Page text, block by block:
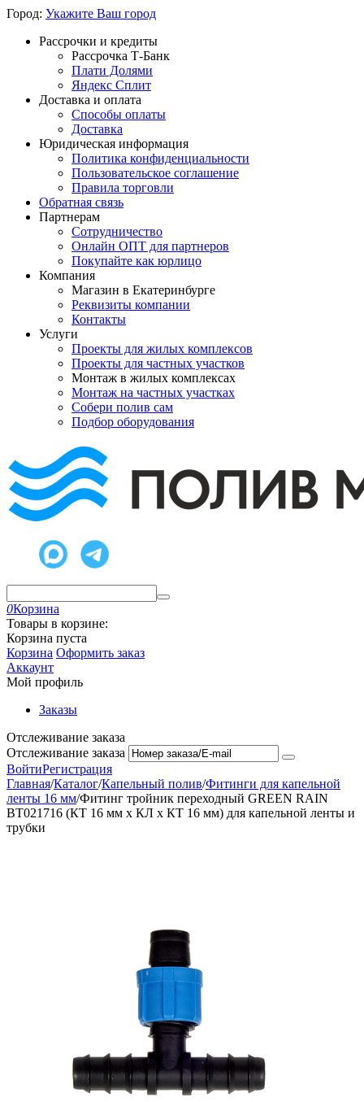
Город: Укажите Ваш город
Рассрочки и кредиты
Рассрочка Т-Банк
Плати Долями
Яндекс Сплит
Доставка и оплата
Способы оплаты
Доставка
Юридическая информация
Политика конфиденциальности
Пользовательское соглашение
Правила торговли
Обратная связь
Партнерам
Сотрудничество
Онлайн ОПТ для партнеров
Покупайте как юрлицо
Компания
Магазин в Екатеринбурге
Реквизиты компании
Контакты
Услуги
Проекты для жилых комплексов
Проекты для частных участков
Монтаж в жилых комплексах
Монтаж на частных участках
Собери полив сам
Подбор оборудования
0Корзина
Товары в корзине:
Корзина пуста
Корзина Оформить заказ
Аккаунт
Мой профиль
Заказы
Отслеживание заказа
Отслеживание заказа
ВойтиРегистрация
Главная/Каталог/Капельный полив/Фитинги для капельной
ленты 16 мм/Фитинг тройник переходный GREEN RAIN
BT021716 (КТ 16 мм x КЛ x КТ 16 мм) для капельной ленты и
трубки